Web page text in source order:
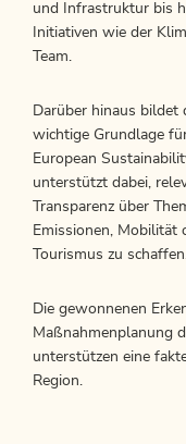
und Infrastruktur bis
Initiativen wie der
Team.
Darüber hinaus
wichtige Grundlage
European
unterstützt dabei,
Transparenz über
Emissionen, Mobilität
Tourismus zu
Die gewonnenen
Maßnahmenplanung
unterstützen eine
Region.